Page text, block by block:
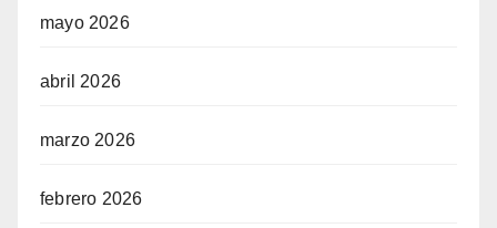
mayo 2026
abril 2026
marzo 2026
febrero 2026